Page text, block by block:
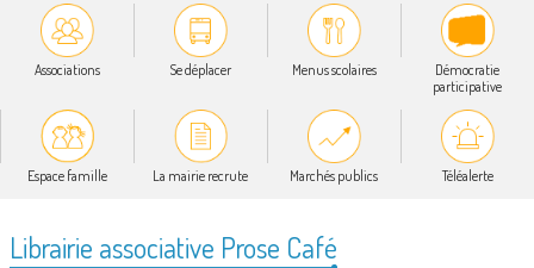
Associations Se déplacer Menus scolaires
Démocratie
participative
Espace famille La mairie recrute Marchés publics Téléalerte
Librairie associative Prose Café